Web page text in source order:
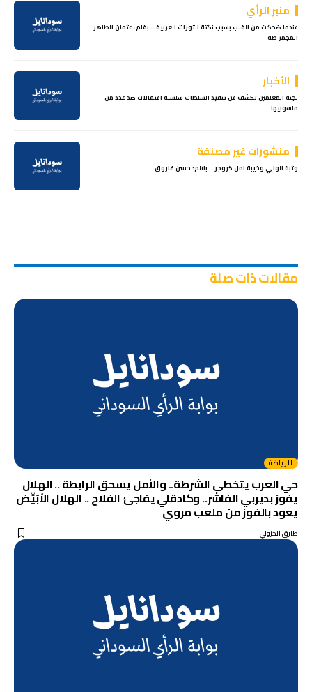
منبر الرأي
عندما ضحكت من القلب بسبب نكتة الثورات العربية .. بقلم: عثمان الطاهر
المجمر طه
الأخبار
لجنة المعلمين تكشف عن تنفيذ السلطات سلسلة اعتقالات ضد عدد من
منسوبيها
منشورات غير مصنفة
وثبة الوالي وخيبة امل كروجر .. بقلم: حسن فاروق
مقالات ذات صلة
الرياضة
حي العرب يتخطى الشرطة.. والأمل يسحق الرابطة .. الهلال
يفوز بديربي الفاشر.. وكادقلي يفاجئ الفلاح .. الهلال الاُبَيِّض
يعود بالفوز من ملعب مروي
طارق الجزولي